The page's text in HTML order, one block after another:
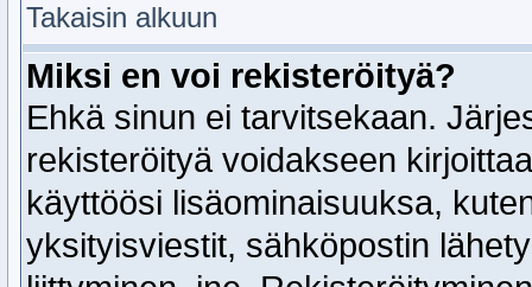
Takaisin alkuun
Miksi en voi rekisteröityä?
Ehkä sinun ei tarvitsekaan.
rekisteröityä voidakseen
käyttöösi lisäominaisuuksa,
yksityisviestit, sähköpostin